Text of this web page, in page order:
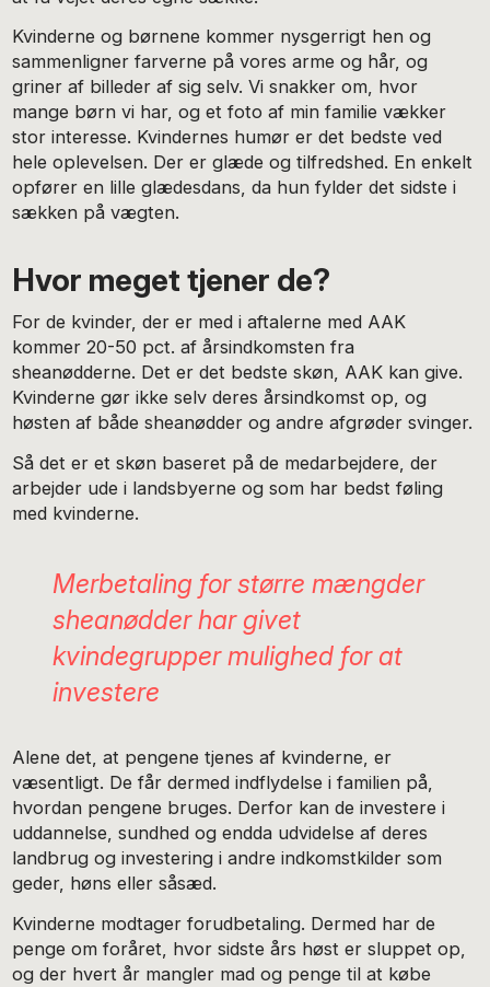
Kvinderne og børnene kommer nysgerrigt hen og
sammenligner farverne på vores arme og hår, og
griner af billeder af sig selv. Vi snakker om, hvor
mange børn vi har, og et foto af min familie vækker
stor interesse. Kvindernes humør er det bedste ved
hele oplevelsen. Der er glæde og tilfredshed. En enkelt
opfører en lille glædesdans, da hun fylder det sidste i
sækken på vægten.
Hvor meget tjener de?
For de kvinder, der er med i aftalerne med AAK
kommer 20-50 pct. af årsindkomsten fra
sheanødderne. Det er det bedste skøn, AAK kan give.
Kvinderne gør ikke selv deres årsindkomst op, og
høsten af både sheanødder og andre afgrøder svinger.
Så det er et skøn baseret på de medarbejdere, der
arbejder ude i landsbyerne og som har bedst føling
med kvinderne.
Merbetaling for større mængder
sheanødder har givet
kvindegrupper mulighed for at
investere
Alene det, at pengene tjenes af kvinderne, er
væsentligt. De får dermed indflydelse i familien på,
hvordan pengene bruges. Derfor kan de investere i
uddannelse, sundhed og endda udvidelse af deres
landbrug og investering i andre indkomstkilder som
geder, høns eller såsæd.
Kvinderne modtager forudbetaling. Dermed har de
penge om foråret, hvor sidste års høst er sluppet op,
og der hvert år mangler mad og penge til at købe